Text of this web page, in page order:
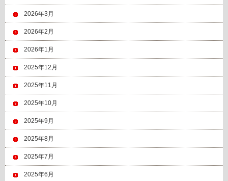
2026年3月
2026年2月
2026年1月
2025年12月
2025年11月
2025年10月
2025年9月
2025年8月
2025年7月
2025年6月